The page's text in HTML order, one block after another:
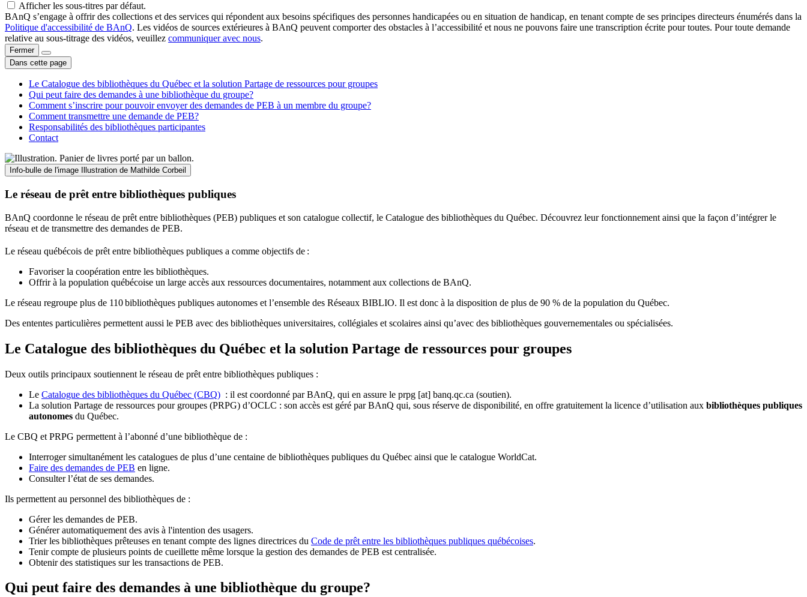
Afficher les sous-titres par défaut.
BAnQ s’engage à offrir des collections et des services qui répondent aux besoins spécifiques des personnes handicapées ou en situation de handicap, en tenant compte de ses principes directeurs énumérés dans la
Politique d'accessibilité de BAnQ. Les vidéos de sources extérieures à BAnQ peuvent comporter des obstacles à l’accessibilité et nous ne pouvons faire une transcription écrite pour toutes. Pour toute demande
relative au sous-titrage des vidéos, veuillez communiquer avec nous.
Fermer
Dans cette page
Le Catalogue des bibliothèques du Québec et la solution Partage de ressources pour groupes
Qui peut faire des demandes à une bibliothèque du groupe?
Comment s’inscrire pour pouvoir envoyer des demandes de PEB à un membre du groupe?
Comment transmettre une demande de PEB?
Responsabilités des bibliothèques participantes
Contact
Info-bulle de l'image Illustration de Mathilde Corbeil
Le réseau de prêt entre bibliothèques publiques
BAnQ coordonne le réseau de prêt entre bibliothèques (PEB) publiques et son catalogue collectif, le Catalogue des bibliothèques du Québec. Découvrez leur fonctionnement ainsi que la façon d’intégrer le
réseau et de transmettre des demandes de PEB.
Le réseau québécois de prêt entre bibliothèques publiques a comme objectifs de :
Favoriser la coopération entre les bibliothèques.
Offrir à la population québécoise un large accès aux ressources documentaires, notamment aux collections de BAnQ.
Le réseau regroupe plus de 110bibliothèques publiques autonomes et l’ensemble des Réseaux BIBLIO. Il est donc à la disposition de plus de 90 % de la population du Québec.
Des ententes particulières permettent aussi le PEB avec des bibliothèques universitaires, collégiales et scolaires ainsi qu’avec des bibliothèques gouvernementales ou spécialisées.
Le Catalogue des bibliothèques du Québec et la solution Partage de ressources pour groupes
Deux outils principaux soutiennent le réseau de prêt entre bibliothèques publiques :
Le Catalogue des bibliothèques du Québec (CBQ) : il est coordonné par BAnQ, qui en assure le prpg [at] banq.qc.ca (soutien).
La solution Partage de ressources pour groupes (PRPG) d’OCLC : son accès est géré par BAnQ qui, sous réserve de disponibilité, en offre gratuitement la licence d’utilisation aux bibliothèques publiques
autonomes du Québec.
Le CBQ et PRPG permettent à l’abonné d’une bibliothèque de :
Interroger simultanément les catalogues de plus d’une centaine de bibliothèques publiques du Québec ainsi que le catalogue WorldCat.
Faire des demandes de PEB en ligne.
Consulter l’état de ses demandes.
Ils permettent au personnel des bibliothèques de :
Gérer les demandes de PEB.
Générer automatiquement des avis à l'intention des usagers.
Trier les bibliothèques prêteuses en tenant compte des lignes directrices du Code de prêt entre les bibliothèques publiques québécoises.
Tenir compte de plusieurs points de cueillette même lorsque la gestion des demandes de PEB est centralisée.
Obtenir des statistiques sur les transactions de PEB.
Qui peut faire des demandes à une bibliothèque du groupe?